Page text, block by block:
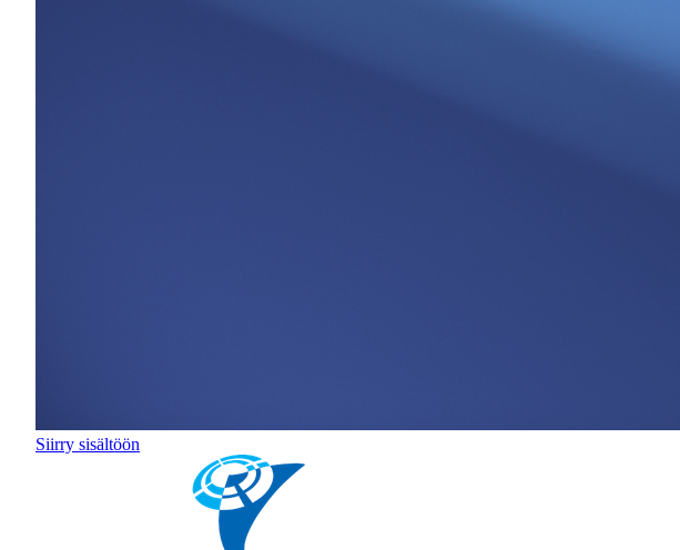
Siirry sisältöön